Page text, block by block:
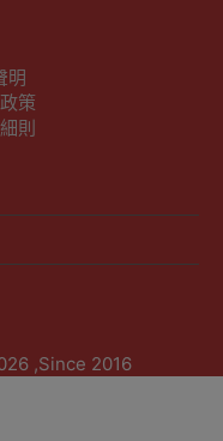
明
策
則
,Since 2016